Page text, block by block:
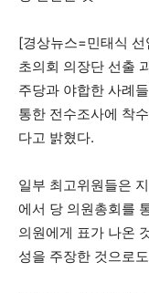
[경상뉴스=민태식
초의회 의장단 선출
주당과 야합한 사례
통한 전수조사에 착
다고 밝혔다.
일부 최고위원들은
에서 당 의원총회를
의원에게 표가 나온
성을 주장한 것으로